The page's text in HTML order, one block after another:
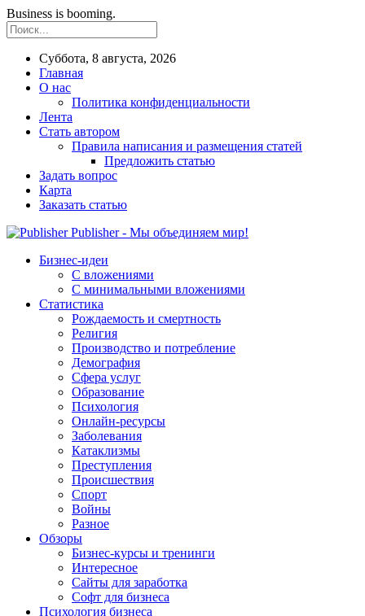
Business is booming.
Суббота, 8 августа, 2026
Главная
О нас
Политика конфиденциальности
Лента
Стать автором
Правила написания и размещения статей
Предложить статью
Задать вопрос
Карта
Заказать статью
Publisher - Мы объединяем мир!
Бизнес-идеи
С вложениями
С минимальными вложениями
Статистика
Рождаемость и смертность
Религия
Производство и потребление
Демография
Сфера услуг
Образование
Психология
Онлайн-ресурсы
Заболевания
Катаклизмы
Преступления
Происшествия
Спорт
Войны
Разное
Обзоры
Бизнес-курсы и тренинги
Интересное
Сайты для заработка
Софт для бизнеса
Психология бизнеса